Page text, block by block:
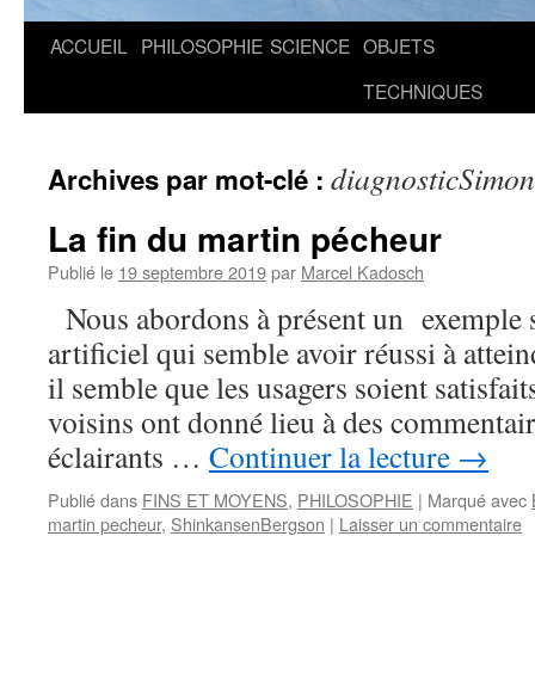
Aller
ACCUEIL PHILOSOPHIE SCIENCE OBJETS
TECHNIQUES
Archives par mot-clé :
La fin du martin pécheur
Publié le 19 septembre 2019par Marcel Kadosch
Nous abordons à présent un
artificiel qui semble avoir réussi à
il semble que les usagers soient
voisins ont donné lieu à des
éclairants … Continuer la lecture →
Publié dans FINS ET MOYENS, PHILOSOPHIE | Marqué avec
martin pecheur, ShinkansenBergson | Laisser un commentaire